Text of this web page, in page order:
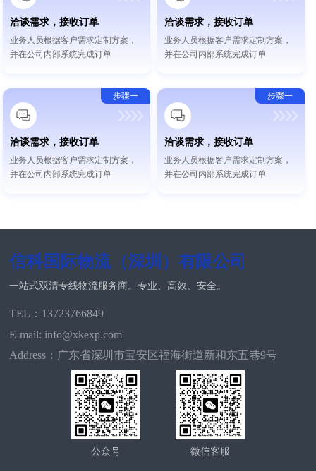
洽谈需求，接收订单
业务人员根据客户需求定制方案，
并在公司内部系统完成订单
洽谈需求，接收订单
业务人员根据客户需求定制方案，
并在公司内部系统完成订单
洽谈需求，接收订单
业务人员根据客户需求定制方案，
并在公司内部系统完成订单
步骤一
洽谈需求，接收订单
业务人员根据客户需求定制方案，
并在公司内部系统完成订单
步骤一
信科国际物流（深圳）有限公司
一站式双清专线物流服务商。专业、高效、安全。
TEL：13723766849
E-mail: info@xkexp.com
Address：广东省深圳市宝安区福海街道新和东五巷9号
公众号 微信客服